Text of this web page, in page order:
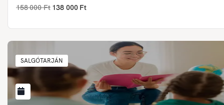
158 000 Ft 138 000 Ft
SALGÓTARJÁN